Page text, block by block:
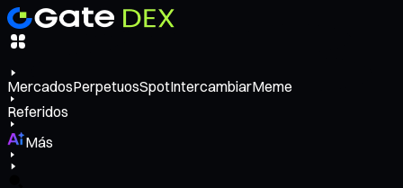
MercadosPerpetuosSpotIntercambiarMeme
Referidos
Más